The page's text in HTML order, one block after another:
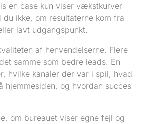
en case kun viser vækstkurver
du ikke, om resultaterne kom fra
lavt udgangspunkt.
af henvendelserne. Flere
samme som bedre leads. En
hvilke kanaler der var i spil, hvad
og hvordan succes
om bureauet viser egne fejl og